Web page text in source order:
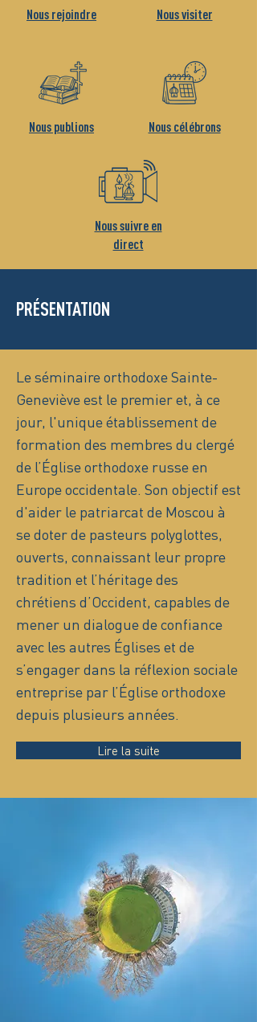
Nous rejoindre
Nous publions
Nous visiter
Nous célébrons
Nous suivre en
direct
PRÉSENTATION
Le séminaire orthodoxe Sainte-
Geneviève est le premier et, à ce
jour, l'unique établissement de
formation des membres du clergé
de l’Église orthodoxe russe en
Europe occidentale. Son objectif est
d'aider le patriarcat de Moscou à
se doter de pasteurs polyglottes,
ouverts, connaissant leur propre
tradition et l’héritage des
chrétiens d’Occident, capables de
mener un dialogue de confiance
avec les autres Églises et de
s’engager dans la réflexion sociale
entreprise par l’Église orthodoxe
depuis plusieurs années.
Lire la suite